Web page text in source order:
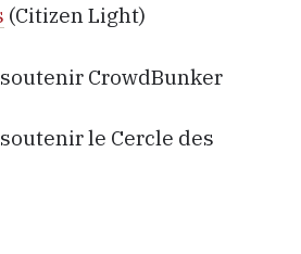
(Citizen Light)
CrowdBunker
le Cercle des